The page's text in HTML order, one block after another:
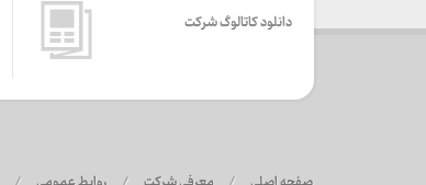
دانلود کاتالوگ شرکت